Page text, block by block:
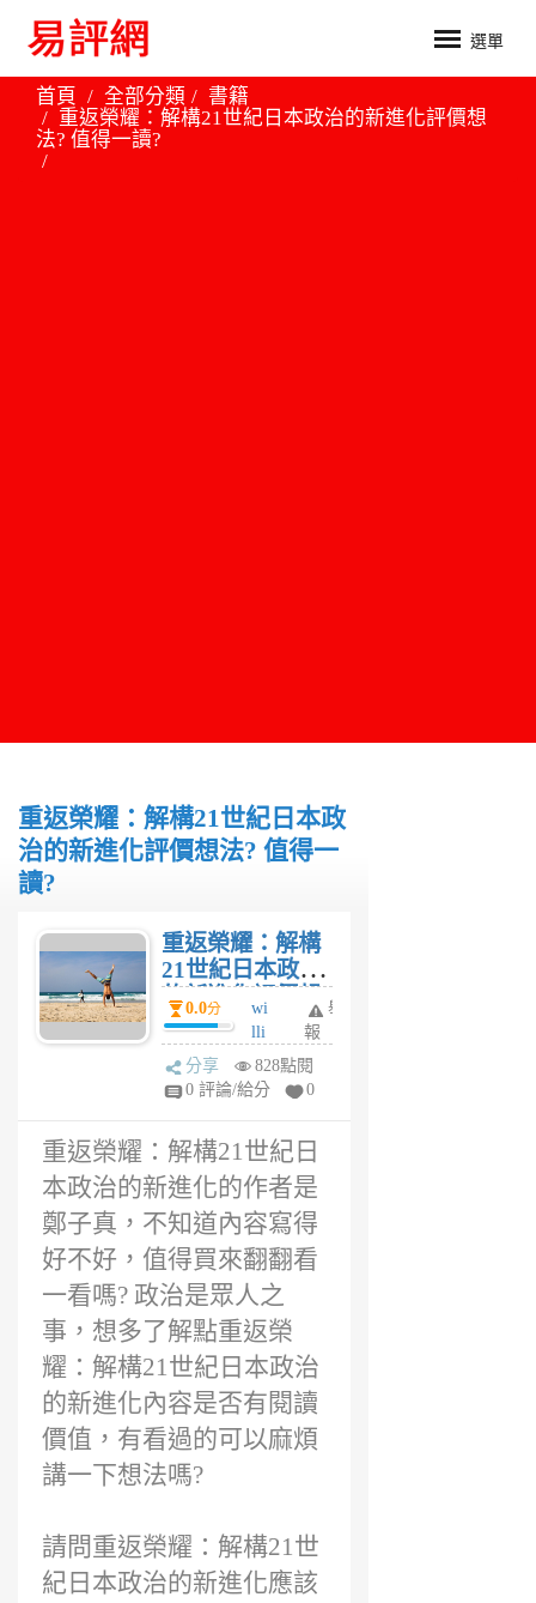
選單
首頁 全部分類
書籍
重返榮耀：解構21世紀日本政治的新進化評價想
法? 值得一讀?
重返榮耀：解構21世紀日本政
治的新進化評價想法? 值得一
讀?
重返榮耀：解構
21世紀日本政治
的新進化評價想
法? 值得一讀?
0.0分
wi
lli
a
m
前
舉
報
分享
828點閱
0 評論/給分
0
重返榮耀：解構21世紀日
本政治的新進化的作者是
鄭子真，不知道內容寫得
好不好，值得買來翻翻看
一看嗎? 政治是眾人之
事，想多了解點重返榮
耀：解構21世紀日本政治
的新進化內容是否有閱讀
價值，有看過的可以麻煩
講一下想法嗎?
請問重返榮耀：解構21世
紀日本政治的新進化應該